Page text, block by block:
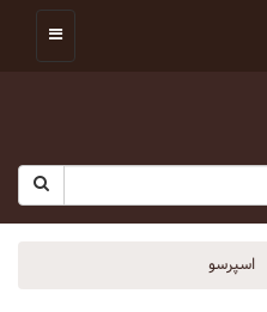
اسپرسو